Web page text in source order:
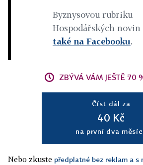
Byznysovou rubriku
Hospodářských novin
také na Facebooku.
ZBÝVÁ VÁM JEŠTĚ 70
Číst dál za
40 Kč
na první dva
Nebo zkuste předplatné bez reklam a s